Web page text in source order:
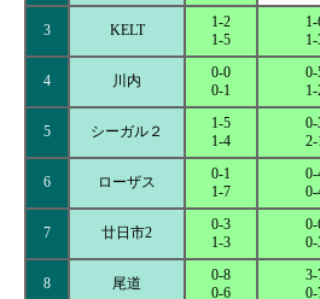
3 KELT
1-2
1-5
4 川内
0-0
0-1
0-
5 シーガル２
1-5
1-4
0-
2-
6 ローザス
0-1
1-7
0-
0-
7 廿日市2
0-3
1-3
0-
0-
8 尾道
0-8
0-6
3-
0-